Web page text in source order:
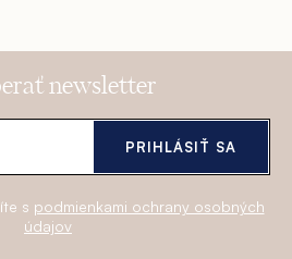
newsletter
s podmienkami ochrany osobných
údajov
PRIHLÁSIŤ SA